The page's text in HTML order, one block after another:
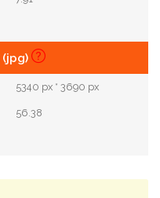
(jpg)
5340 px * 3690 px
56.38